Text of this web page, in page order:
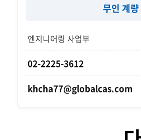
무인 계
엔지니어링 사업부
02-2225-3612
khcha77@globalcas.com